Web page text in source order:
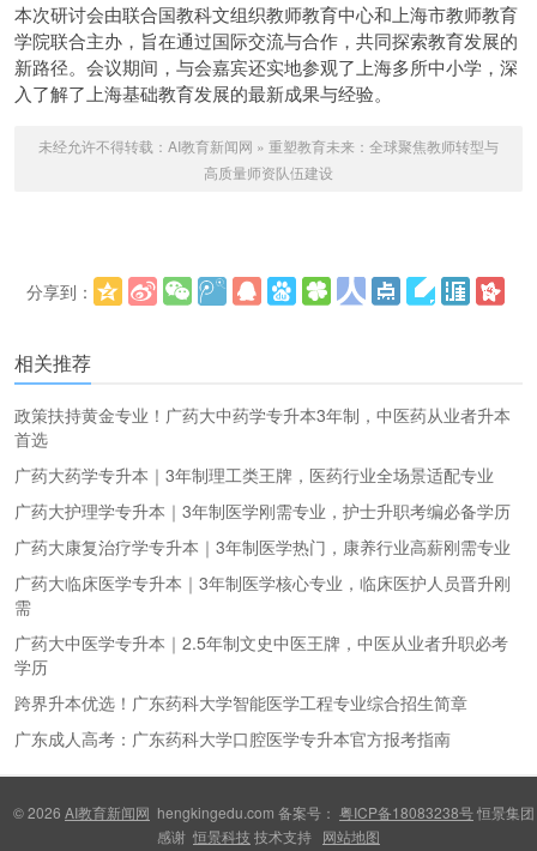
本次研讨会由联合国教科文组织教师教育中心和上海市教师教育
学院联合主办，旨在通过国际交流与合作，共同探索教育发展的
新路径。会议期间，与会嘉宾还实地参观了上海多所中小学，深
入了解了上海基础教育发展的最新成果与经验。
未经允许不得转载： AI教育新闻网 » 重塑教育未来：全球聚焦教师转型与
高质量师资队伍建设
分享到：
相关推荐
政策扶持黄金专业！广药大中药学专升本3年制，中医药从业者升本
首选
广药大药学专升本｜3年制理工类王牌，医药行业全场景适配专业
广药大护理学专升本｜3年制医学刚需专业，护士升职考编必备学历
广药大康复治疗学专升本｜3年制医学热门，康养行业高薪刚需专业
广药大临床医学专升本｜3年制医学核心专业，临床医护人员晋升刚
需
广药大中医学专升本｜2.5年制文史中医王牌，中医从业者升职必考
学历
跨界升本优选！广东药科大学智能医学工程专业综合招生简章
广东成人高考：广东药科大学口腔医学专升本官方报考指南
© 2026 AI教育新闻网 hengkingedu.com 备案号： 粤ICP备18083238号恒景集团
感谢 恒景科技 技术支持 网站地图